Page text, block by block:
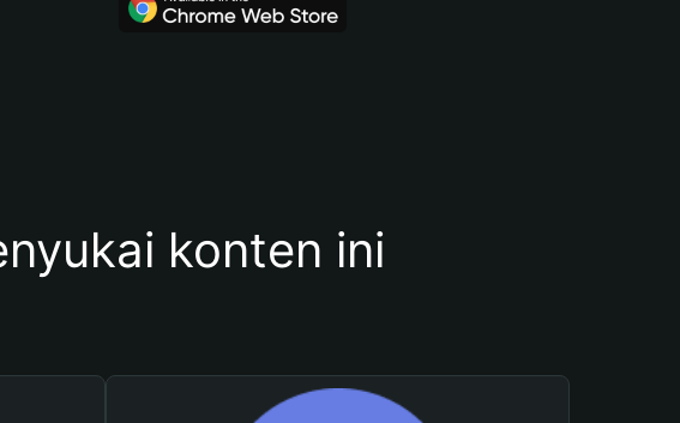
konten ini